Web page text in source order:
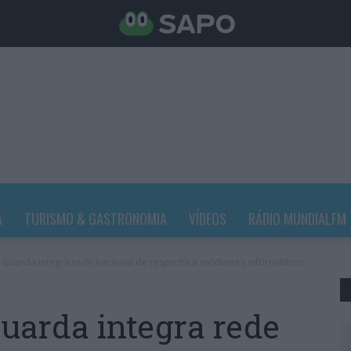
TURISMO & GASTRONOMIA VÍDEOS RÁDIO MUNDIALFM
integra rede